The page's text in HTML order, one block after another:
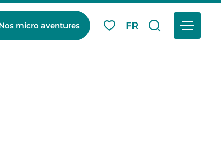
micro aventures
Mes favoris
FR
Je